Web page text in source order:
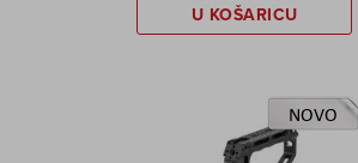
U KOŠARICU
NOVO